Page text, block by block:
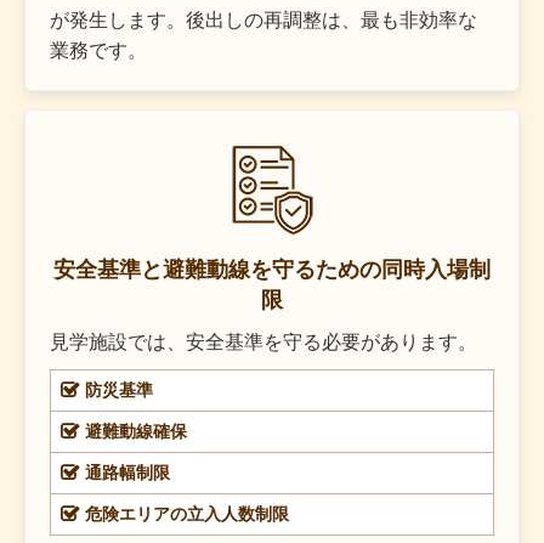
が発生します。後出しの再調整は、最も非効率な
業務です。
安全基準と避難動線を守るための同時入場制
限
見学施設では、安全基準を守る必要があります。
防災基準
避難動線確保
通路幅制限
危険エリアの立入人数制限